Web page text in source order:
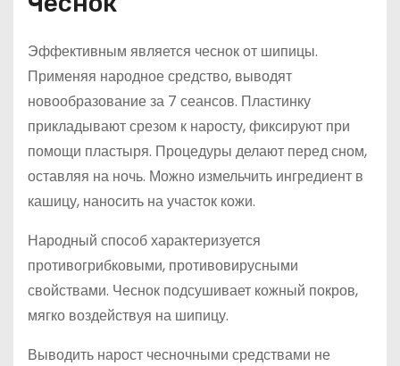
Эффективным является чеснок от шипицы.
Применяя народное средство, выводят
новообразование за 7 сеансов. Пластинку
прикладывают срезом к наросту, фиксируют при
помощи пластыря. Процедуры делают перед сном,
оставляя на ночь. Можно измельчить ингредиент в
кашицу, наносить на участок кожи.
Народный способ характеризуется
противогрибковыми, противовирусными
свойствами. Чеснок подсушивает кожный покров,
мягко воздействуя на шипицу.
Выводить нарост чесночными средствами не